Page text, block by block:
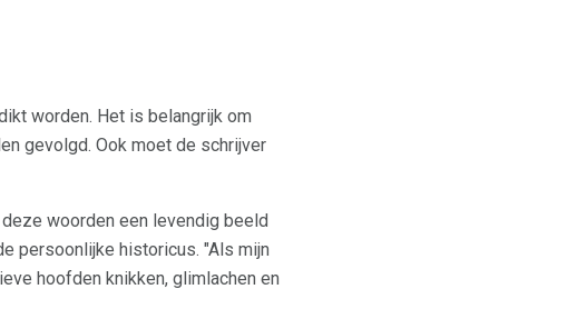
worden. Het is belangrijk om
gevolgd. Ook moet de schrijver
woorden een levendig beeld
persoonlijke historicus. "Als mijn
hoofden knikken, glimlachen en